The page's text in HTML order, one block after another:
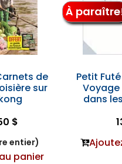
de
sur
$
entier)
panier
À
Petit
Voyage
dans